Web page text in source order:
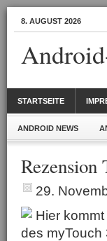
8. AUGUST 2026
STARTSEITE
ANDROID NEWS
Rezension
29.
Hier
des myTouch